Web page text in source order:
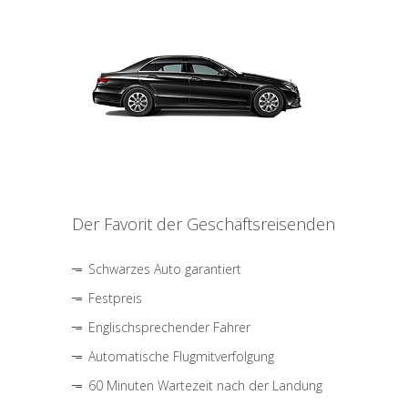
Der Favorit der Geschäftsreisenden
Schwarzes Auto garantiert
Festpreis
Englischsprechender Fahrer
Automatische Flugmitverfolgung
60 Minuten Wartezeit nach der Landung